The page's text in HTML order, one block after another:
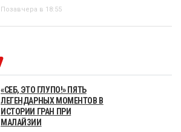
Позавчера в 18:55
«СЕБ, ЭТО ГЛУПО!» ПЯТЬ
ЛЕГЕНДАРНЫХ МОМЕНТОВ В
ИСТОРИИ ГРАН ПРИ
МАЛАЙЗИИ